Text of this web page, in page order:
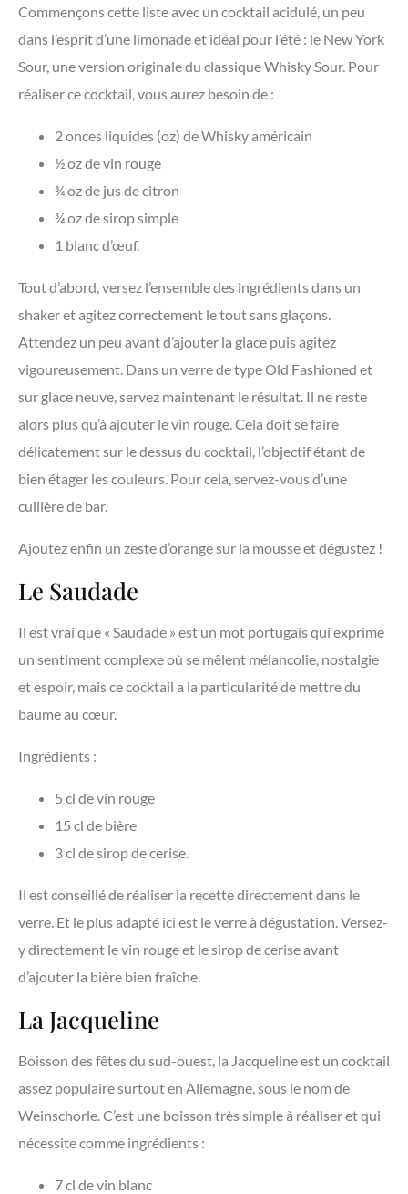
Commençons cette liste avec un cocktail acidulé, un peu
dans l’esprit d’une limonade et idéal pour l’été : le New York
Sour, une version originale du classique Whisky Sour. Pour
réaliser ce cocktail, vous aurez besoin de :
2 onces liquides (oz) de Whisky américain
½ oz de vin rouge
¾ oz de jus de citron
¾ oz de sirop simple
1 blanc d’œuf.
Tout d’abord, versez l’ensemble des ingrédients dans un
shaker et agitez correctement le tout sans glaçons.
Attendez un peu avant d’ajouter la glace puis agitez
vigoureusement. Dans un verre de type Old Fashioned et
sur glace neuve, servez maintenant le résultat. Il ne reste
alors plus qu’à ajouter le vin rouge. Cela doit se faire
délicatement sur le dessus du cocktail, l’objectif étant de
bien étager les couleurs. Pour cela, servez-vous d’une
cuillère de bar.
Ajoutez enfin un zeste d’orange sur la mousse et dégustez !
Le Saudade
Il est vrai que « Saudade » est un mot portugais qui exprime
un sentiment complexe où se mêlent mélancolie, nostalgie
et espoir, mais ce cocktail a la particularité de mettre du
baume au cœur.
Ingrédients :
5 cl de vin rouge
15 cl de bière
3 cl de sirop de cerise.
Il est conseillé de réaliser la recette directement dans le
verre. Et le plus adapté ici est le verre à dégustation. Versez-
y directement le vin rouge et le sirop de cerise avant
d’ajouter la bière bien fraîche.
La Jacqueline
Boisson des fêtes du sud-ouest, la Jacqueline est un cocktail
assez populaire surtout en Allemagne, sous le nom de
Weinschorle. C’est une boisson très simple à réaliser et qui
nécessite comme ingrédients :
7 cl de vin blanc